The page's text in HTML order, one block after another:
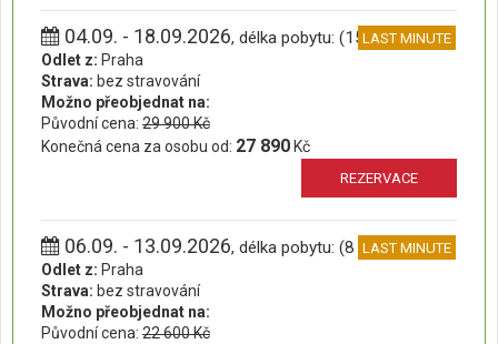
04.09. - 18.09.2026, délka pobytu: (15 dní)LAST MINUTE
Odlet z: Praha
Strava: bez stravování
Možno přeobjednat na:
Původní cena: 29 900 Kč
Konečná cena za osobu od: 27 890 Kč
REZERVACE
06.09. - 13.09.2026, délka pobytu: (8 dní)LAST MINUTE
Odlet z: Praha
Strava: bez stravování
Možno přeobjednat na:
Původní cena: 22 600 Kč